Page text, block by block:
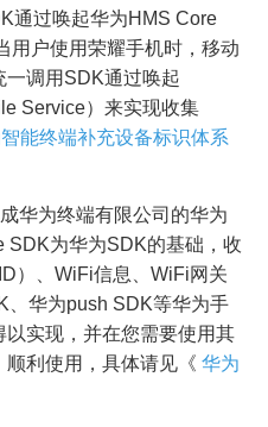
通过唤起华为HMS Core
用户使用荣耀手机时，移动
一调用SDK通过唤起
Service）来实现收集
能终端补充设备标识体系
华为终端有限公司的华为
SDK为华为SDK的基础，收
）、WiFi信息、WiFi网关
、华为push SDK等华为手
实现，并在您需要使用其
利使用，具体请见《 华为